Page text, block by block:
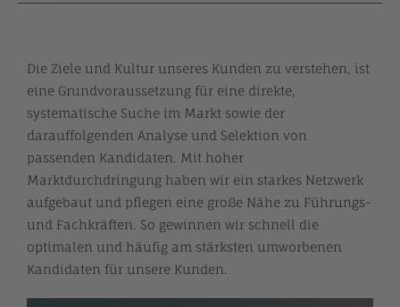
Die Ziele und Kultur unseres Kunden zu verstehen, ist
eine Grundvoraussetzung für eine direkte,
systematische Suche im Markt sowie der
darauffolgenden Analyse und Selektion von
passenden Kandidaten. Mit hoher
Marktdurchdringung haben wir ein starkes Netzwerk
aufgebaut und pflegen eine große Nähe zu Führungs-
und Fachkräften. So gewinnen wir schnell die
optimalen und häufig am stärksten umworbenen
Kandidaten für unsere Kunden.